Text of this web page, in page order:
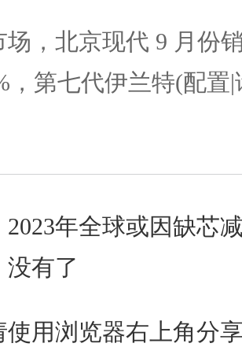
场，北京现代 9 月份
，第七代伊兰特(配置
2023年全球或因缺芯
有了
使用浏览器右上角分